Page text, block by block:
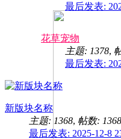
最后发表:
花草宠物
主题: 1378,
最后发表:
新版块名称
主题: 1368, 帖数: 1368
最后发表: 2025-12-8